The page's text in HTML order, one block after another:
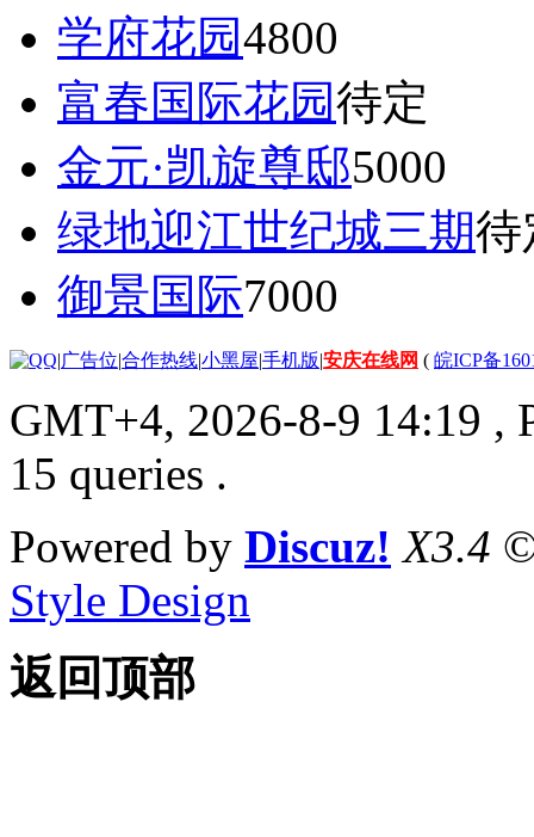
学府花园4800
富春国际花园待定
金元·凯旋尊邸5000
绿地迎江世纪城三期待
御景国际7000
|广告位|合作热线|小黑屋|手机版|安庆在线网 ( 皖ICP备
GMT+4, 2026-8-9 14:19 ,
15 queries .
Powered by Discuz! X3.4
Style Design
返回顶部